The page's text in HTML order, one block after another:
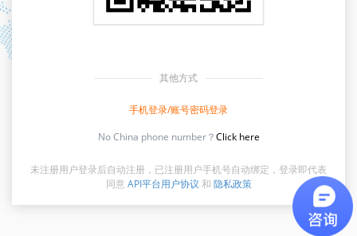
其他方式
手机登录/账号密码登录
No China phone number？Click here
未注册用户登录后自动注册，已注册用户手机号自动绑定，登录即代表
同意 API平台用户协议 和 隐私政策